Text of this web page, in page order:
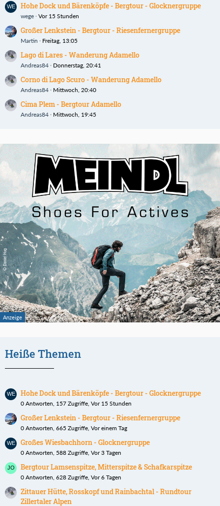
Hohe Dock und Bärenköpfe - Bergtour - Glocknergruppe
wege Vor 15 Stunden
Großer Lenkstein - Bergtour - Riesenfernergruppe
Martin Freitag, 13:05
Lago di Lares - Wanderung Adamello
Andreas84 Donnerstag, 20:41
Corno di Lago Scuro - Wanderung Adamello
Andreas84 Mittwoch, 20:40
Cima Plem - Bergtour Adamello
Andreas84 Mittwoch, 19:45
Heiße Themen
Hohe Dock und Bärenköpfe - Bergtour - Glocknergruppe
0 Antworten, 157 Zugriffe, Vor 15 Stunden
Großer Lenkstein - Bergtour - Riesenfernergruppe
0 Antworten, 665 Zugriffe, Vor einem Tag
Großes Wiesbachhorn - Glocknergruppe
0 Antworten, 588 Zugriffe, Vor 3 Tagen
Bergtour Lamsenspitze, Mitterspitze & Schafkarspitze
0 Antworten, 628 Zugriffe, Vor 6 Tagen
Zittauer Hütte, Rosskopf und Rainbachtal - Rundtour
Zillertaler Alpen